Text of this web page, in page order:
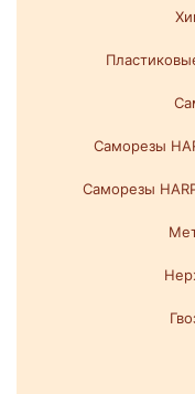
Саморезы
Саморезы